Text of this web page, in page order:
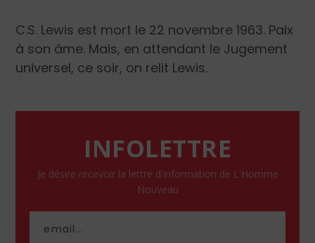
C.S. Lewis est mort le 22 novembre 1963. Paix
à son âme. Mais, en attendant le Jugement
universel, ce soir, on relit Lewis.
INFOLETTRE
Je désire recevoir la lettre d'information de L'Homme
Nouveau